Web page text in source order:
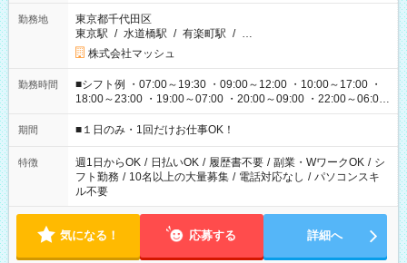
勤務地
東京都千代田区
東京駅 / 水道橋駅 / 有楽町駅 / …
株式会社マッシュ
勤務時間
■シフト例 ・07:00～19:30 ・09:00～12:00 ・10:00～17:00 ・
18:00～23:00 ・19:00～07:00 ・20:00～09:00 ・22:00～06:00
etc ★最短で3時間で5,120円のお仕事から 15時間で2万円近く稼
げるお仕事も！ ご希望のお時間に合わせてご紹介！ ※シフトは
ください！
期間 ■１日のみ・1回だけお仕事OK！
特徴 週1日からOK / 日払いOK / 履歴書不要 / 副業・WワークOK / シ
フト勤務 / 10名以上の大量募集 / 電話対応なし / パソコンスキ
ル不要
気になる！ 応募する 詳細へ